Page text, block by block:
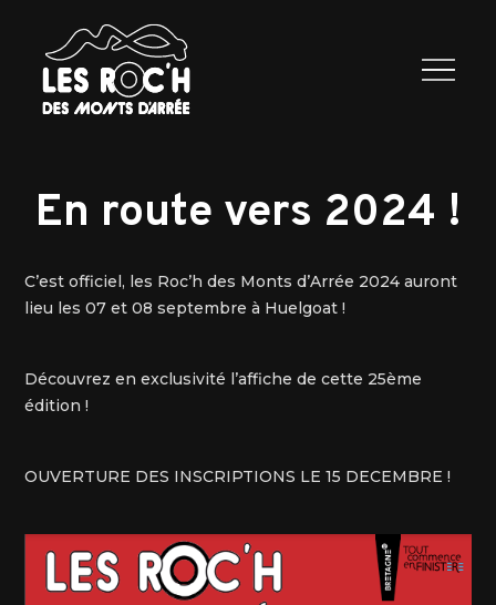
Programme
2026
Exposants
Infos
Contactez
nous
En route vers 2024 !
C’est officiel, les Roc’h des Monts d’Arrée 2024 auront
lieu les 07 et 08 septembre à Huelgoat !
Découvrez en exclusivité l’affiche de cette 25ème
édition !
OUVERTURE DES INSCRIPTIONS LE 15 DECEMBRE !